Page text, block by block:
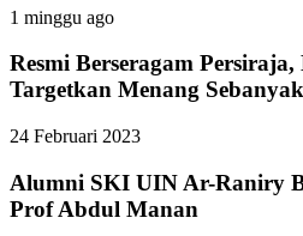
1 minggu ago
Resmi Berseragam Persiraja,
Targetkan Menang
24 Februari 2023
Alumni SKI UIN Ar-Raniry
Prof Abdul Manan